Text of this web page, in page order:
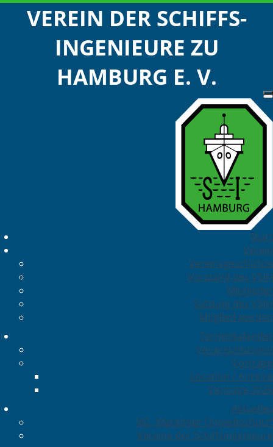
VEREIN DER SCHIFFS-
INGENIEURE ZU
HAMBURG E. V.
Start
Verein
Vereinsgeschichte
Vorstand des VSIH
Mitglieder
Satzung des VSIH
Mitglied werden
Terminkalender
Veranstaltungen
Vorträge
Location / Anreise
Vorträge 2026
Aktuelles
AG „Maritimer Umweltschutz“
Vereine der Schiffsingenieure